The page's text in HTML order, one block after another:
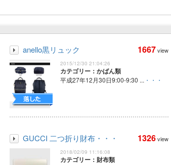
anello黒リュック 1667view
2015/12/30 21:04:26
カテゴリー：かばん類
平成27年12月30日9:00-9:30 ... ・・・
GUCCI 二つ折り財布・・・ 1326view
2018/02/09 11:16:08
カテゴリー：財布類